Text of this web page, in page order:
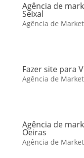
Agência de
Seixal
Agência de
Fazer site para
Agência de
Agência de
Oeiras
Agência de